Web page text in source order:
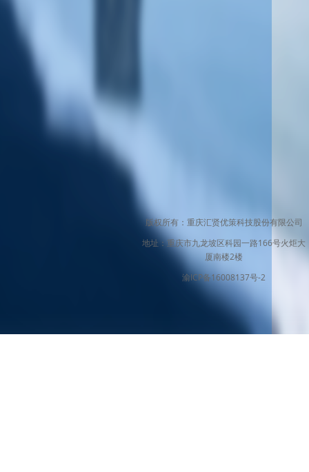
版权所有：重庆汇贤优策科技股份有限公司
地址：重庆市九龙坡区科园一路166号火炬大
厦南楼2楼
渝ICP备16008137号-2